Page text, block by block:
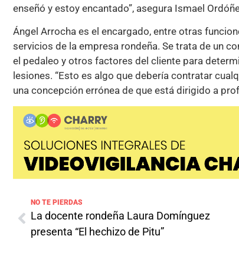
enseñó y estoy encantado”, asegura Ismael
Ángel Arrocha es el encargado, entre otras
servicios de la empresa rondeña. Se trata de un
el pedaleo y otros factores del cliente para
lesiones. “Esto es algo que debería contratar
una concepción errónea de que está dirigido a
NO TE PIERDAS
La docente rondeña Laura Domínguez
presenta “El hechizo de Pitu”